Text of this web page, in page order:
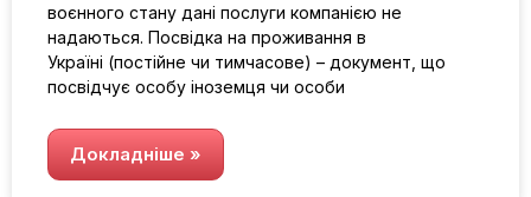
воєнного стану дані послуги компанією не
надаються. Посвідка на проживання в
Україні (постійне чи тимчасове) – документ, що
посвідчує особу іноземця чи особи
Докладніше »